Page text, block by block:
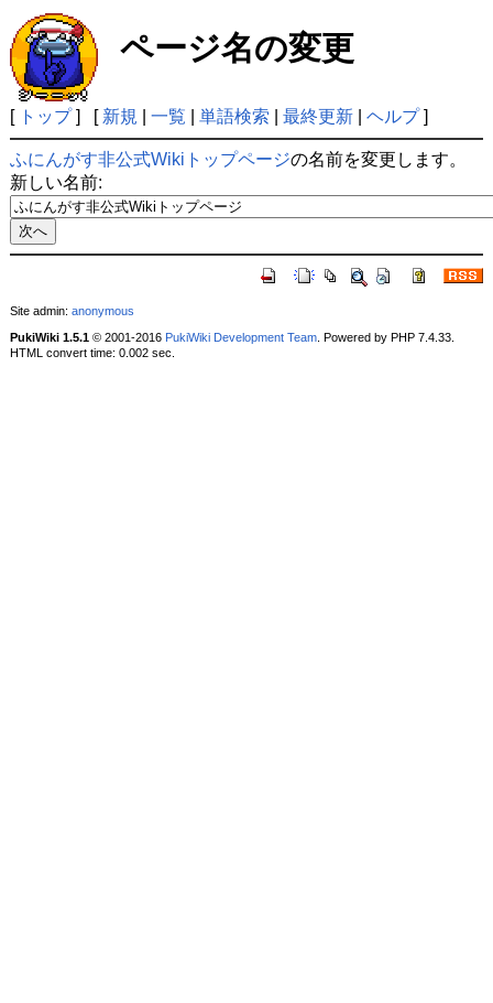
ページ名の変更
[ トップ] [ 新規 一覧 単語検索 最終更新| ヘルプ]
ふにんがす非公式Wikiトップページの名前を変更します。
新しい名前:
Site admin: anonymous
PukiWiki 1.5.1© 2001-2016 PukiWiki Development Team. Powered by PHP 7.4.33.
HTML convert time: 0.002 sec.